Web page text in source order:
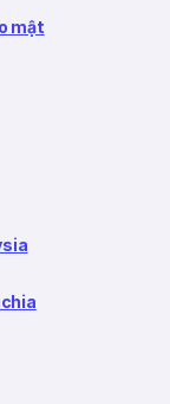
mật